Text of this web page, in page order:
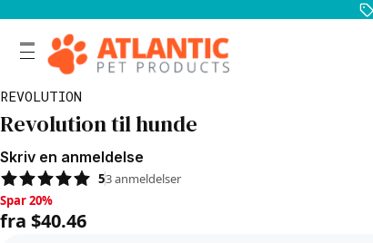
REVOLUTION
Revolution til hunde
Skriv en anmeldelse
53anmeldelser
Spar 20%, fra $40.46
Spar 20%
fra $40.46